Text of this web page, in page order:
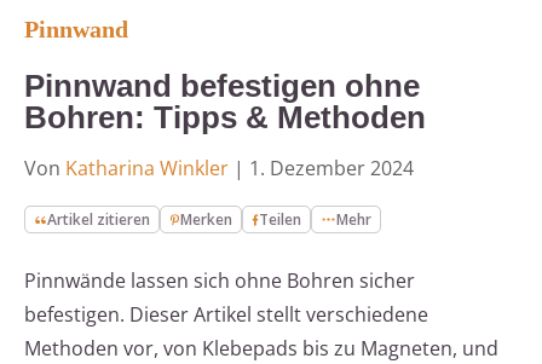
Pinnwand
Pinnwand befestigen ohne
Bohren: Tipps & Methoden
Von Katharina Winkler | 1. Dezember 2024
Artikel zitieren Merken Teilen Mehr
Pinnwände lassen sich ohne Bohren sicher
befestigen. Dieser Artikel stellt verschiedene
Methoden vor, von Klebepads bis zu Magneten, und